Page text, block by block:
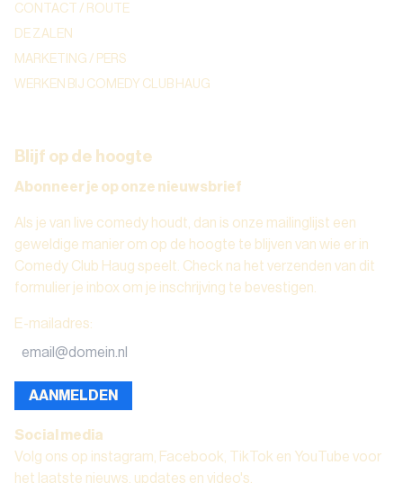
CONTACT / ROUTE
DE ZALEN
MARKETING / PERS
WERKEN BIJ COMEDY CLUB HAUG
Blijf op de hoogte
Abonneer je op onze nieuwsbrief
Als je van live comedy houdt, dan is onze mailinglijst een
geweldige manier om op de hoogte te blijven van wie er in
Comedy Club Haug speelt. Check na het verzenden van dit
formulier je inbox om je inschrijving te bevestigen.
E-mailadres:
AANMELDEN
Social media
Volg ons op instagram, Facebook, TikTok en YouTube voor
het laatste nieuws, updates en video's.